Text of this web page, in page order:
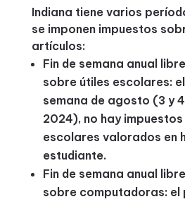
Indiana tiene varios
se imponen impuestos
artículos:
Fin de semana anual
sobre útiles escolares:
semana de agosto (3 y
2024), no hay
escolares valorados en
estudiante.
Fin de semana anual
sobre computadoras: el